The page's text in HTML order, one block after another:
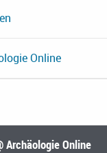
Online
Archäologie Online